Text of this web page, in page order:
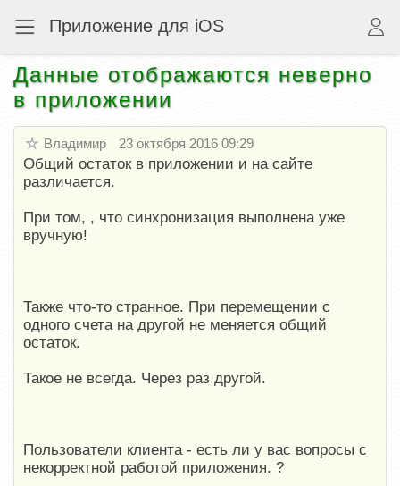
Приложение для iOS
Данные отображаются неверно
в приложении
Владимир 23 октября 2016 09:29
Общий остаток в приложении и на сайте
различается.
При том, , что синхронизация выполнена уже
вручную!
Также что-то странное. При перемещении с
одного счета на другой не меняется общий
остаток.
Такое не всегда. Через раз другой.
Пользователи клиента - есть ли у вас вопросы с
некорректной работой приложения. ?